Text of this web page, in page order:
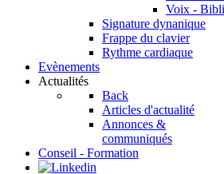
Voix -
Signature dynanique
Frappe du clavier
Rythme cardiaque
Evènements
Actualités
Back
Articles d'actualité
Annonces &
communiqués
Conseil - Formation